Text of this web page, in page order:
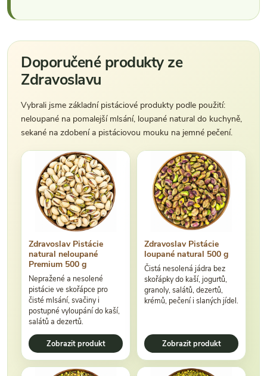
Doporučené produkty ze
Zdravoslavu
Vybrali jsme základní pistáciové produkty podle použití:
neloupané na pomalejší mlsání, loupané natural do kuchyně,
sekané na zdobení a pistáciovou mouku na jemné pečení.
Zdravoslav Pistácie
natural neloupané
Premium 500 g
Nepražené a nesolené
pistácie ve skořápce pro
čisté mlsání, svačiny i
postupné vyloupání do kaší,
salátů a dezertů.
Zobrazit produkt
Zdravoslav Pistácie
loupané natural 500 g
Čistá nesolená jádra bez
skořápky do kaší, jogurtů,
granoly, salátů, dezertů,
krémů, pečení i slaných jídel.
Zobrazit produkt